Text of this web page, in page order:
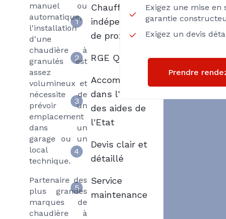
manuel ou
automatique,
l'installation
d'une
chaudière à
granulés est
assez
volumineux et
nécessite de
prévoir un
emplacement
dans un
garage ou un
local
technique.
Partenaire des
plus grandes
marques de
chaudière à
Exigez une mise en
garantie
Exigez un devis
Prendre
1
Chauffagiste
indépendant
de proximité
2 RGE Qualibois
3
Accompagnement
dans l'obtention
des aides de
l'Etat
4
Devis clair et
détaillé
5
Service
maintenance